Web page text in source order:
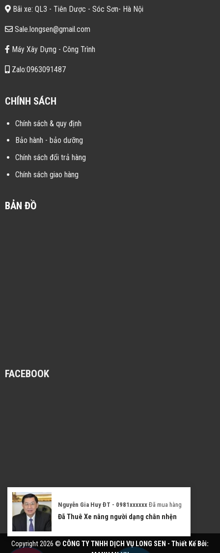
Bãi xe: QL3 - Tiên Dược - Sóc Sơn- Hà Nội
Sale.longsen@gmail.com
Máy Xây Dựng - Công Trình
Zalo:0963091487
CHÍNH SÁCH
Chính sách & quy định
Bảo hành - bảo dưỡng
Chính sách đổi trả hàng
Chính sách giao hàng
BẢN ĐỒ
FACEBOOK
Copyright 2026 © CÔNG TY TNHH DỊCH VỤ LONG SEN - Thiết Kế Bởi:
Nguyễn Gia Huy ĐT - 0981xxxxxx Đã mua hàng
Đã Thuê Xe nâng người dạng chân nhện